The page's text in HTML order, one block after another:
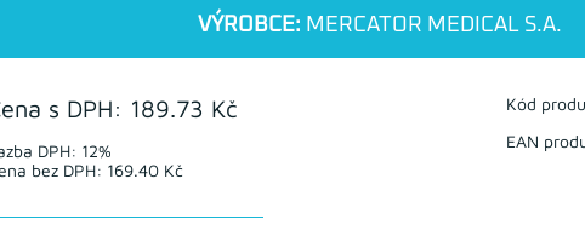
VÝROBCE: MERCATOR MEDICAL S.A.
s DPH: 189.73 Kč
DPH: 12%
bez DPH: 169.40 Kč
Kód
EAN